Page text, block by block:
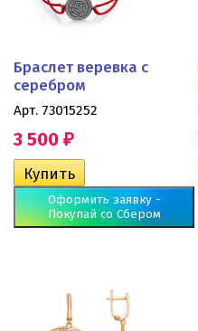
Браслет веревка с
серебром
Арт. 73015252
3 500 ₽
Оформить заявку -
Покупай со Сбером